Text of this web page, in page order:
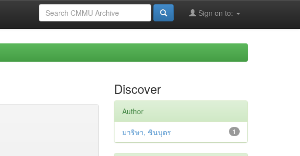
Sign on to:
Discover
Author
1
มาริษา, ชินบุตร